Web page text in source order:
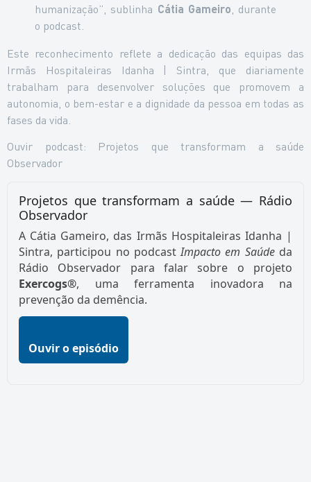
humanização”, sublinha Cátia Gameiro , durante
o podcast.
Este reconhecimento reflete a dedicação das equipas das
Irmãs Hospitaleiras Idanha | Sintra, que diariamente
trabalham para desenvolver soluções que promovem a
autonomia, o bem-estar e a dignidade da pessoa em todas as
fases da vida.
Ouvir podcast: Projetos que transformam a saúde
Observador
Projetos que transformam a saúde — Rádio
Observador
A Cátia Gameiro, das Irmãs Hospitaleiras Idanha |
Sintra, participou no podcastImpacto em Saúdeda
Rádio Observador para falar sobre o projeto
Exercogs®, uma ferramenta inovadora na
prevenção da demência.
Ouvir o episódio